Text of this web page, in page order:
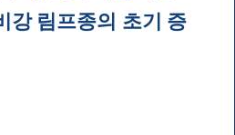
강 림프종의 초기 증